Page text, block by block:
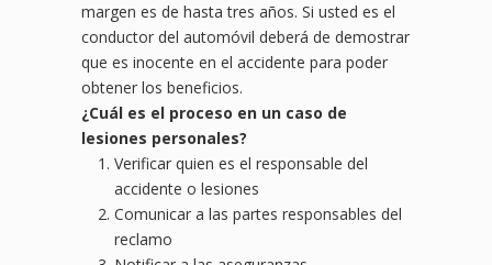
margen es de hasta tres años. Si usted es el
conductor del automóvil deberá de demostrar
que es inocente en el accidente para poder
obtener los beneficios.
¿Cuál es el proceso en un caso de
lesiones personales?
Verificar quien es el responsable del
accidente o lesiones
Comunicar a las partes responsables del
reclamo